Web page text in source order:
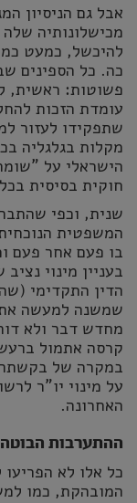
אבל גם הניסיון
מכישלונותיה
להיכשל, כמעט
כה. כל הספינים
פשוטות: ראשית,
עומדת הזכות
שתפקידו לעזור
מקלות בגלגליה
הישראלי על
חוקית בסיסית
שנית, וכפי
המשפטית
בו פעם אחר פעם
בעניין מינוי
הדין התקדימי
שמשנה למעשה את
מחדש דבר ולא
קרסה אתמול ברעש
במקרה של בקשתה
על מינוי יו"ר
האחרונה.
ההתערבות
כל אלו לא
המובהקת, כמו